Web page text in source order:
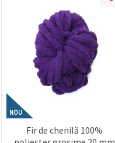
NOU
Fir de chenilă 100%